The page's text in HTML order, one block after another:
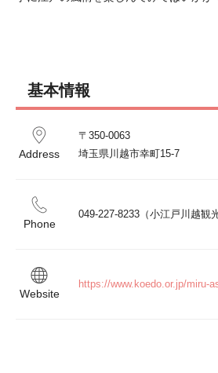
基本情報
Address
〒350-0063
埼玉県川越市幸町15-7
Phone
049-227-8233（小江戸川越観
Website
https://www.koedo.or.jp/miru-